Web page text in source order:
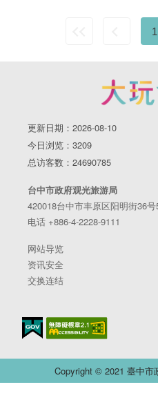
1
更新日期：2026-08-10
今日浏览：3209
总访客数：24690785
台中市政府观光旅游局
420018台中市丰原区阳明街36号
电话 +886-4-2228-9111
网站导览
资讯安全
交换连结
Copyright © 2021 臺中市